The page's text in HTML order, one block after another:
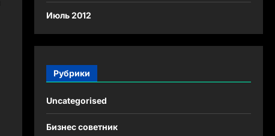
Июль 2012
Рубрики
Uncategorised
Бизнес советник